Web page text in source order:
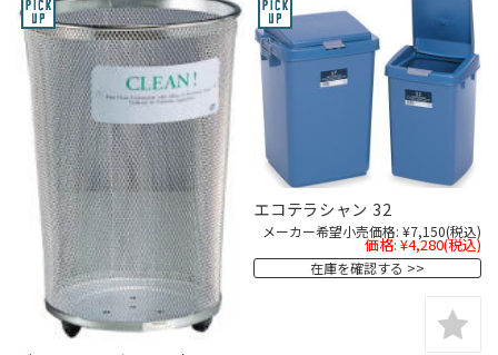
エコテラシャン 32
メーカー希望小売価格: ¥7,150(税込)
価格: ¥4,280(税込)
在庫を確認する